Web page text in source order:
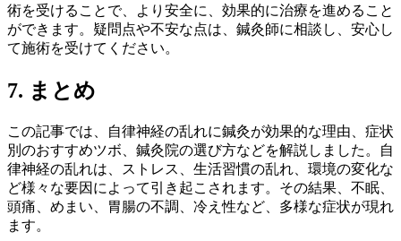
術を受けることで、より安全に、効果的に治療を進めること
ができます。疑問点や不安な点は、鍼灸師に相談し、安心し
て施術を受けてください。
7. まとめ
この記事では、自律神経の乱れに鍼灸が効果的な理由、症状
別のおすすめツボ、鍼灸院の選び方などを解説しました。自
律神経の乱れは、ストレス、生活習慣の乱れ、環境の変化な
ど様々な要因によって引き起こされます。その結果、不眠、
頭痛、めまい、胃腸の不調、冷え性など、多様な症状が現れ
ます。